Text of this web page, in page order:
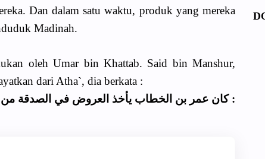
Dan dalam satu waktu, produk yang mereka
Madinah.
oleh Umar bin Khattab. Said bin Manshur,
dari Atha`, dia berkata :
: كان عمر بن الخطاب يأخذ العروض في الصدقة من